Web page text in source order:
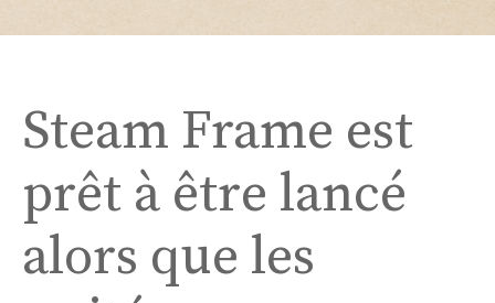
Steam Frame est
prêt à être lancé
alors que les